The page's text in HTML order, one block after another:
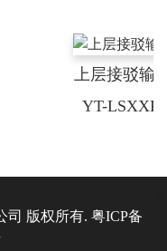
司 版权所有. 粤ICP备